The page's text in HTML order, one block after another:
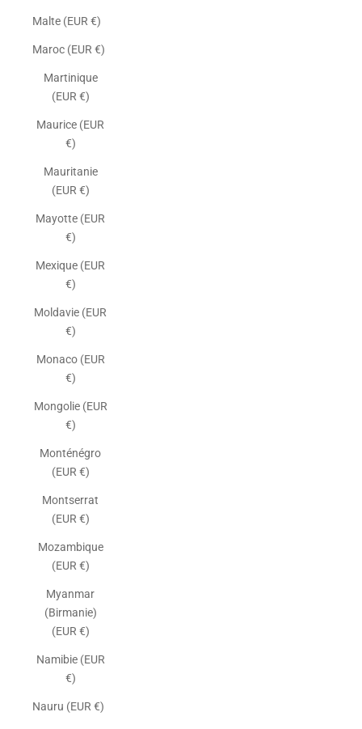
Malte (EUR €)
Maroc (EUR €)
Martinique
(EUR €)
Maurice (EUR
€)
Mauritanie
(EUR €)
Mayotte (EUR
€)
Mexique (EUR
€)
Moldavie (EUR
€)
Monaco (EUR
€)
Mongolie (EUR
€)
Monténégro
(EUR €)
Montserrat
(EUR €)
Mozambique
(EUR €)
Myanmar
(Birmanie)
(EUR €)
Namibie (EUR
€)
Nauru (EUR €)